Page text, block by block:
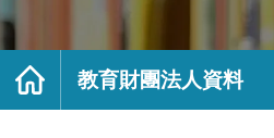
府
局
法
首
教育財團法人資料